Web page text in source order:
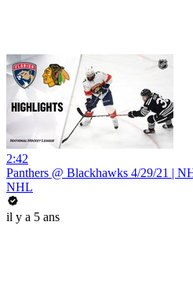
2:42
Panthers @ Blackhawks 4/29/21 |
NHL
il y a 5 ans